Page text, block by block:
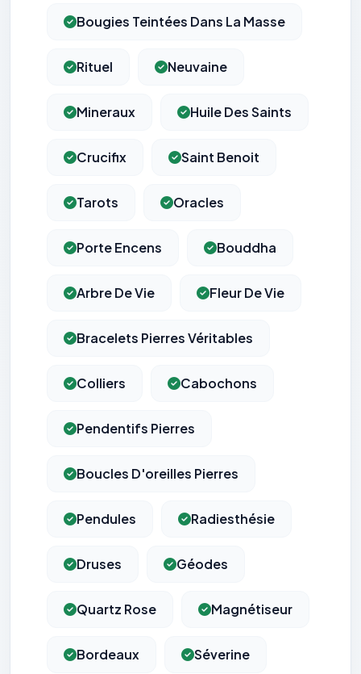
Bougies Teintées Dans La Masse
Rituel Neuvaine
Mineraux Huile Des Saints
Crucifix Saint Benoit
Tarots Oracles
Porte Encens Bouddha
Arbre De Vie Fleur De Vie
Bracelets Pierres Véritables
Colliers Cabochons
Pendentifs Pierres
Boucles D'oreilles Pierres
Pendules Radiesthésie
Druses Géodes
Quartz Rose Magnétiseur
Bordeaux Séverine